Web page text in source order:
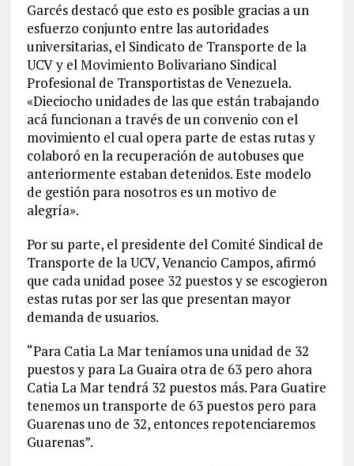
Garcés destacó que esto es posible gracias a un
esfuerzo conjunto entre las autoridades
universitarias, el Sindicato de Transporte de la
UCV y el Movimiento Bolivariano Sindical
Profesional de Transportistas de Venezuela.
«Dieciocho unidades de las que están trabajando
acá funcionan a través de un convenio con el
movimiento el cual opera parte de estas rutas y
colaboró en la recuperación de autobuses que
anteriormente estaban detenidos. Este modelo
de gestión para nosotros es un motivo de
alegría».
Por su parte, el presidente del Comité Sindical de
Transporte de la UCV, Venancio Campos, afirmó
que cada unidad posee 32 puestos y se escogieron
estas rutas por ser las que presentan mayor
demanda de usuarios.
“Para Catia La Mar teníamos una unidad de 32
puestos y para La Guaira otra de 63 pero ahora
Catia La Mar tendrá 32 puestos más. Para Guatire
tenemos un transporte de 63 puestos pero para
Guarenas uno de 32, entonces repotenciaremos
Guarenas”.